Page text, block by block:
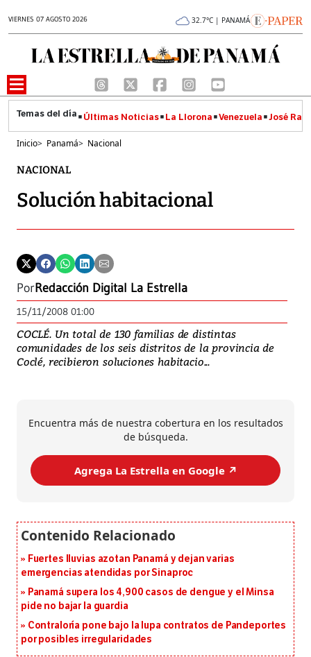
VIERNES 07 AGOSTO 2026 32.7°C | PANAMÁ
Últimas Noticias La Llorona Venezuela José
Inicio> Panamá> Nacional
NACIONAL
Solución habitacional
PorRedacción Digital La Estrella
15/11/2008 01:00
COCLÉ. Un total de 130 familias de distintas
comunidades de los seis distritos de la provincia de
Coclé, recibieron soluciones habitacio...
Encuentra más de nuestra cobertura en los resultados
de búsqueda.
Agrega La Estrella en Google ↗️
Fuertes lluvias azotan Panamá y dejan varias
emergencias atendidas por Sinaproc
Panamá supera los 4,900 casos de dengue y el Minsa
pide no bajar la guardia
Contraloría pone bajo la lupa contratos de Pandeportes
por posibles irregularidades